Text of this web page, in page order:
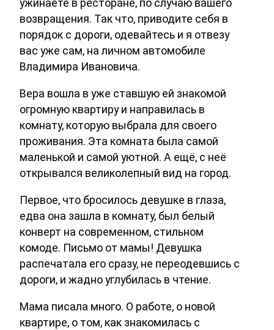
ужинаете в ресторане, по случаю вашего
возвращения. Так что, приводите себя в
порядок с дороги, одевайтесь и я отвезу
вас уже сам, на личном автомобиле
Владимира Ивановича.
Вера вошла в уже ставшую ей знакомой
огромную квартиру и направилась в
комнату, которую выбрала для своего
проживания. Эта комната была самой
маленькой и самой уютной. А ещё, с неё
открывался великолепный вид на город.
Первое, что бросилось девушке в глаза,
едва она зашла в комнату, был белый
конверт на современном, стильном
комоде. Письмо от мамы! Девушка
распечатала его сразу, не переодевшись с
дороги, и жадно углубилась в чтение.
Мама писала много. О работе, о новой
квартире, о том, как знакомилась с